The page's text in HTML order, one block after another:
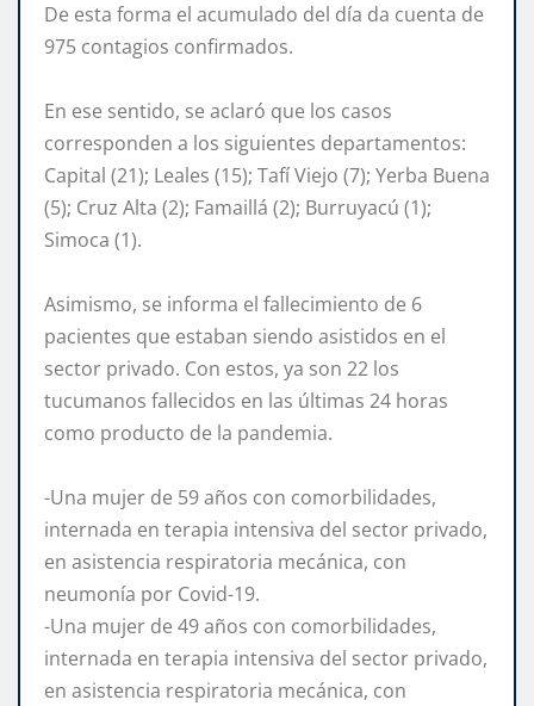
De esta forma el acumulado del día da cuenta de
975 contagios confirmados.
En ese sentido, se aclaró que los casos
corresponden a los siguientes departamentos:
Capital (21); Leales (15); Tafí Viejo (7); Yerba Buena
(5); Cruz Alta (2); Famaillá (2); Burruyacú (1);
Simoca (1).
Asimismo, se informa el fallecimiento de 6
pacientes que estaban siendo asistidos en el
sector privado. Con estos, ya son 22 los
tucumanos fallecidos en las últimas 24 horas
como producto de la pandemia.
-Una mujer de 59 años con comorbilidades,
internada en terapia intensiva del sector privado,
en asistencia respiratoria mecánica, con
neumonía por Covid-19.
-Una mujer de 49 años con comorbilidades,
internada en terapia intensiva del sector privado,
en asistencia respiratoria mecánica, con